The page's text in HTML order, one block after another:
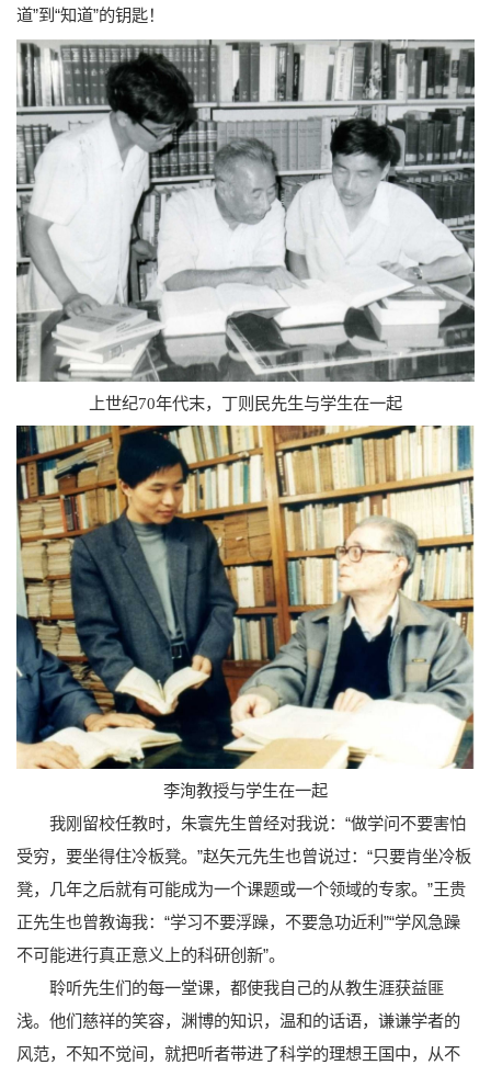
道”到“知道”的钥匙！
上世纪70年代末，丁则民先生与学生在一起
李洵教授与学生在一起
我刚留校任教时，朱寰先生曾经对我说：“做学问不要害怕
受穷，要坐得住冷板凳。”赵矢元先生也曾说过：“只要肯坐冷板
凳，几年之后就有可能成为一个课题或一个领域的专家。”王贵
正先生也曾教诲我：“学习不要浮躁，不要急功近利”“学风急躁
不可能进行真正意义上的科研创新”。
聆听先生们的每一堂课，都使我自己的从教生涯获益匪
浅。他们慈祥的笑容，渊博的知识，温和的话语，谦谦学者的
风范，不知不觉间，就把听者带进了科学的理想王国中，从不